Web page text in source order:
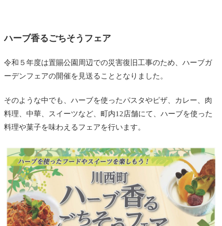
ハーブ香るごちそうフェア
令和５年度は置賜公園周辺での災害復旧工事のため、ハーブガ
ーデンフェアの開催を見送ることとなりました。
そのような中でも、ハーブを使ったパスタやピザ、カレー、肉
料理、中華、スイーツなど、町内12店舗にて、ハーブを使った
料理や菓子を味わえるフェアを行います。